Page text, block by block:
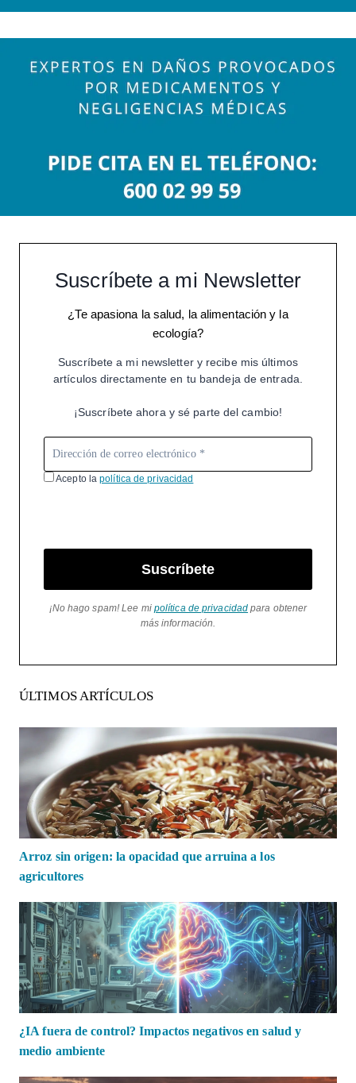
Suscríbete a mi Newsletter
¿Te apasiona la salud, la alimentación y la
ecología?
Suscríbete a mi newsletter y recibe mis últimos
artículos directamente en tu bandeja de entrada.
¡Suscríbete ahora y sé parte del cambio!
Acepto lapolítica de privacidad
Suscríbete
¡No hago spam! Lee mi política de privacidad para obtener
más información.
ÚLTIMOS ARTÍCULOS
Arroz sin origen: la opacidad que arruina a los
agricultores
¿IA fuera de control? Impactos negativos en salud y
medio ambiente